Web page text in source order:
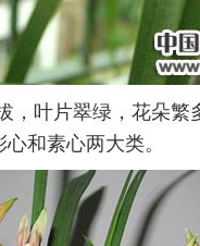
叶片翠绿，花朵繁
和素心两大类。